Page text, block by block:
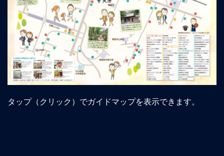
タップ（クリック）でガイドマップを表示できます。